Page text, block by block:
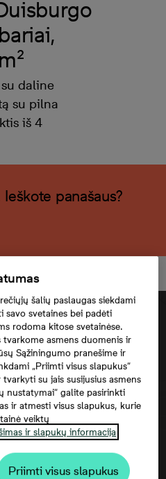
daline
su pilna
iš 4
panašaus?
žemėlapį, jūs turite
šalių paslaugas siekdami
svetaines bei padėti
rodoma kitose svetainėse.
asmens duomenis ir
Sąžiningumo pranešime ir
„Priimti visus slapukus“
su jais susijusius asmens
nustatymai“ galite pasirinkti
ir atmesti visus slapukus, kurie
veiktų
ir slapukų informacija
Priimti visus slapukus